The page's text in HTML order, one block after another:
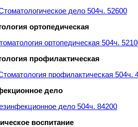
дело 504ч. 52600
ортопедическая
ортопедическая 504ч.
профилактическая
профилактическая 504ч.
дело
дело 504ч. 84200
воспитание